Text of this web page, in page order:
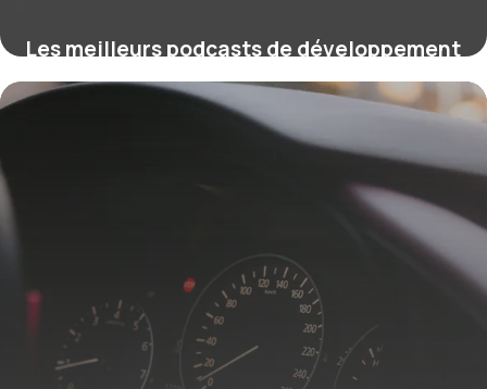
Les meilleurs podcasts de développement
personnel en 2026 pour transformer votre